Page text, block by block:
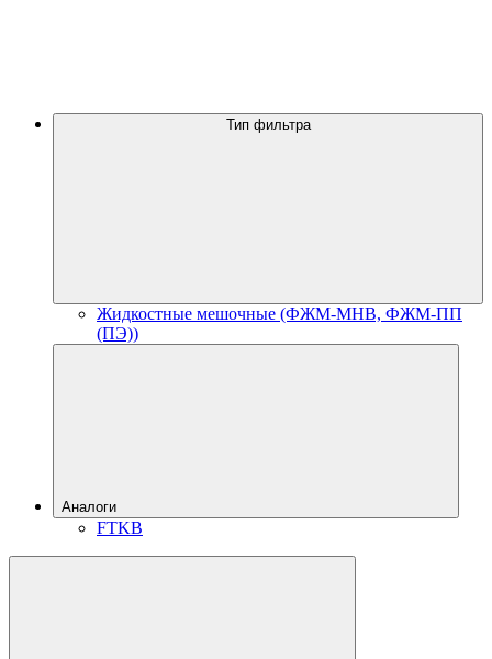
Тип фильтра
Жидкостные мешочные (ФЖМ-МНВ, ФЖМ-ПП
(ПЭ))
Аналоги
FTKB